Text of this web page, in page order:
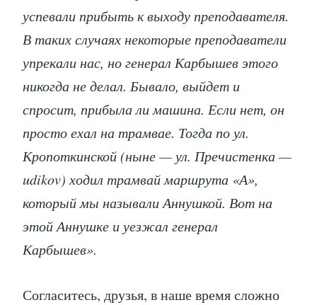
успевали прибыть к выходу преподавателя.
В таких случаях некоторые преподаватели
упрекали нас, но генерал Карбышев этого
никогда не делал. Бывало, выйдет и
спросит, прибыла ли машина. Если нет, он
просто ехал на трамвае. Тогда по ул.
Кропоткинской (ныне — ул. Пречистенка —
udikov) ходил трамвай маршрута «А»,
который мы называли Аннушкой. Вот на
этой Аннушке и уезжал генерал
Карбышев».
Согласитесь, друзья, в наше время сложно